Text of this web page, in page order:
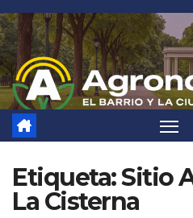
Saltar
al
contenido
Etiqueta:Sitio
La Cisterna